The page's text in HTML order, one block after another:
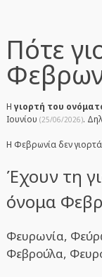
Πότε
Η γιορτή του
Ιουνίου (25/06/2026).
Η Φεβρωνία δεν
Έχουν τη
όνομα
Φευρωνία,
Φεβρούλα,